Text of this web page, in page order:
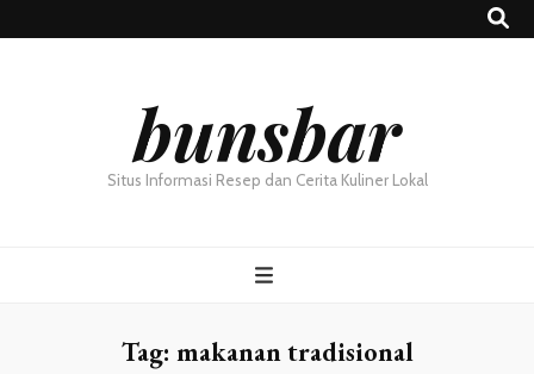
bunsbar
Situs Informasi Resep dan Cerita Kuliner Lokal
Tag: makanan tradisional